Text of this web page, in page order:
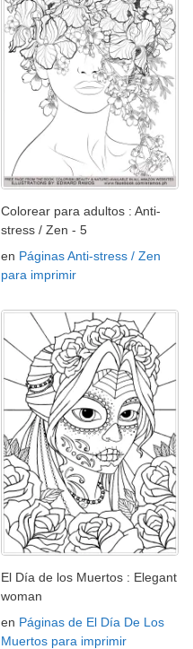
Colorear para adultos : Anti-
stress / Zen - 5
en Páginas Anti-stress / Zen
para imprimir
El Día de los Muertos : Elegant
woman
en Páginas de El Día De Los
Muertos para imprimir